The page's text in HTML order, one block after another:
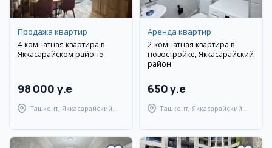
Продажа квартир
4-комнатная квартира в
Яккасарайском районе
98 000 y.e
Ташкент, Яккасарайский
Аренда квартир
2-комнатная квартира в
новостройке, Яккасарайский
район
650 y.e
Ташкент, Яккасарайский